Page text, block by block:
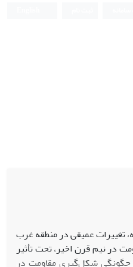
تغییرات عمیقی در منطقه غرب
در نیم قرن اخیر، تحت تأثیر
چگونگی شکل‌گیری مقاومت در